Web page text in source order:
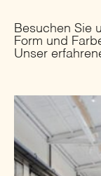
Besuchen Sie
Form und
Unser